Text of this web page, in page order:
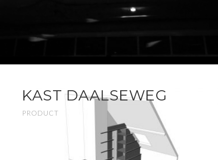
KAST DAALSEWEG
PRODUCT